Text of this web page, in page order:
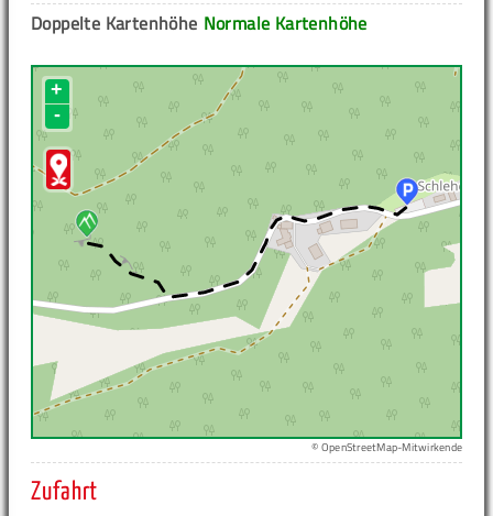
Normale Kartenhöhe
Doppelte Kartenhöhe
+
-
© OpenStreetMap-Mitwirkende
Zufahrt